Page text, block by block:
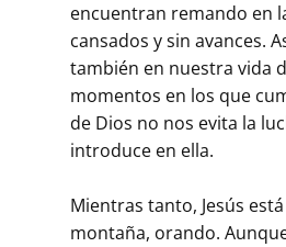
encuentran remando en
cansados y sin avances.
también en nuestra vida
momentos en los que
de Dios no nos evita la
introduce en ella.
Mientras tanto, Jesús
montaña, orando.